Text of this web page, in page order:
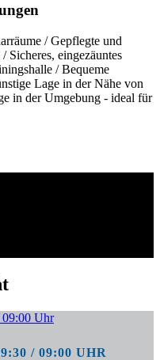
/ Gepflegte und
Sicheres, eingezäuntes
/ Bequeme
Lage in der Nähe von
in der Umgebung - ideal für
/ 09:00 UHR